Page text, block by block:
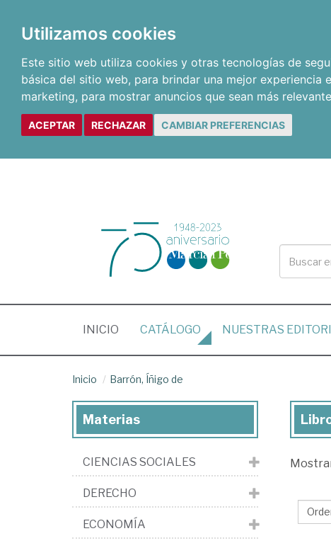
Utilizamos cookies
Este sitio web utiliza cookies y otras tecnologías de
básica del sitio web, para brindar una mejor experiencia
marketing, para mostrar anuncios que sean más
ACEPTAR RECHAZAR CAMBIAR PREFERENCIAS
INICIO (CURRENT)
CATÁLOGO NUESTRAS
Inicio Barrón, Íñigo de
de
Materias
CIENCIAS SOCIALES
DERECHO
ECONOMÍA